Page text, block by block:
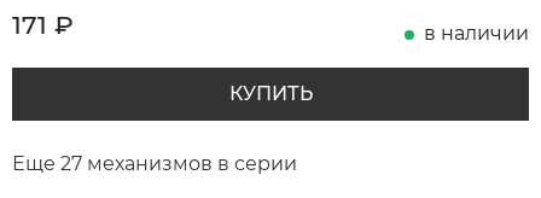
171 ₽ в наличии
КУПИТЬ
Еще 27 механизмов в серии